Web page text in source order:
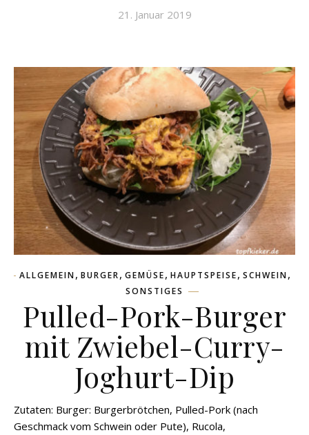
21. Januar 2019
ALLGEMEIN, BURGER, GEMÜSE, HAUPTSPEISE, SCHWEIN,
SONSTIGES
Pulled-Pork-Burger
mit Zwiebel-Curry-
Joghurt-Dip
Zutaten: Burger: Burgerbrötchen, Pulled-Pork (nach
Geschmack vom Schwein oder Pute), Rucola,